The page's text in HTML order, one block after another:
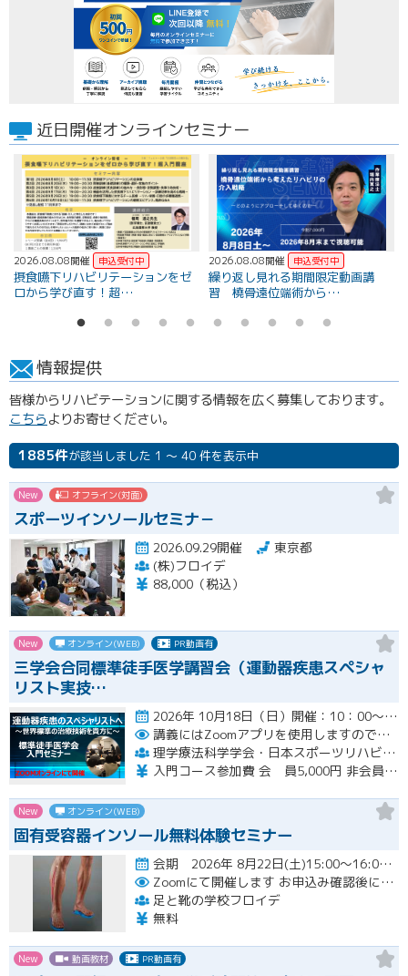
近日開催オンラインセミナー
2026.08.08開催
摂食嚥下リハビリテーションをゼ
ロから学び直す！超…
2026.08.08開催
繰り返し見れる期間限定動画講
習 橈骨遠位端術から…
情報提供
皆様からリハビテーションに関する情報を広く募集しております。
こちらよりお寄せください。
1885件が該当しました 1 ～ 40 件を表示中
New オフライン(対面)
スポーツインソールセミナ－
2026.09.29開催
東京都
(株)フロイデ
88,000（税込）
New オンライン(WEB) PR動画有
三学会合同標準徒手医学講習会（運動器疾患スペシャ
リスト実技…
2026年 10月18日（日）開催：10：00～17：00 6時間の入門コースWebセミナー開催
講義にはZoomアプリを使用しますので受講生の皆様は各自準備をお願いいたします。
理学療法科学学会・日本スポーツリハビリテーション学会・標準徒手医学会 運動器疾患スペシャリスト実技講習会（三学会合同標準徒手医学講習会）
入門コース参加費 会 員5,000円 非会員6,000円
New オンライン(WEB)
固有受容器インソール無料体験セミナー
会期 2026年 8月22日(土)15:00～16:00開催
Zoomにて開催します お申込み確認後に、メールにてZOOM招待メールを送ります
足と靴の学校フロイデ
無料
New 動画教材 PR動画有